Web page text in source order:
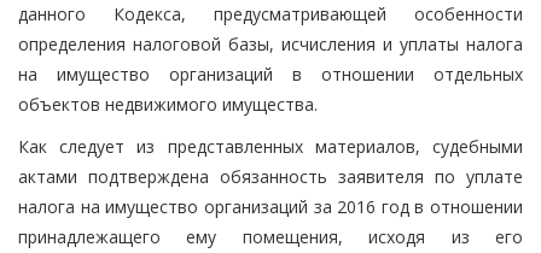
данного Кодекса, предусматривающей особенности
определения налоговой базы, исчисления и уплаты налога
на имущество организаций в отношении отдельных
объектов недвижимого имущества.
Как следует из представленных материалов, судебными
актами подтверждена обязанность заявителя по уплате
налога на имущество организаций за 2016 год в отношении
принадлежащего ему помещения, исходя из его